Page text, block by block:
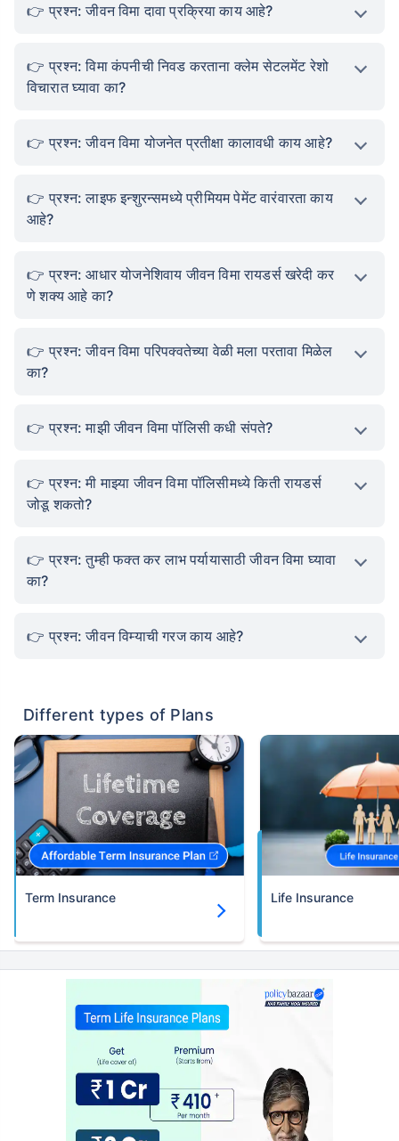
प्रश्न: जीवन विमा दावा प्रक्रिया काय आहे?
प्रश्न: विमा कंपनीची निवड करताना क्लेम सेटलमेंट रेशो
विचारात घ्यावा का?
प्रश्न: जीवन विमा योजनेत प्रतीक्षा कालावधी काय आहे?
प्रश्न: लाइफ इन्शुरन्समध्ये प्रीमियम पेमेंट वारंवारता काय
आहे?
प्रश्न: आधार योजनेशिवाय जीवन विमा रायडर्स खरेदी कर
णे शक्य आहे का?
प्रश्न: जीवन विमा परिपक्वतेच्या वेळी मला परतावा मिळेल
का?
प्रश्न: माझी जीवन विमा पॉलिसी कधी संपते?
प्रश्न: मी माझ्या जीवन विमा पॉलिसीमध्ये किती रायडर्स
जोडू शकतो?
प्रश्न: तुम्ही फक्त कर लाभ पर्यायासाठी जीवन विमा घ्यावा
का?
प्रश्न: जीवन विम्याची गरज काय आहे?
Different types of Plans
Term Insurance Life Insurance